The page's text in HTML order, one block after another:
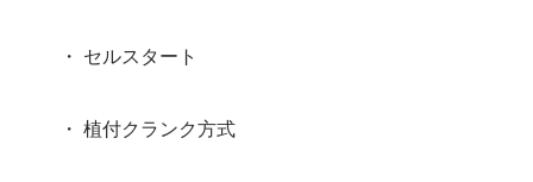
・ セルスタート
・ 植付クランク方式